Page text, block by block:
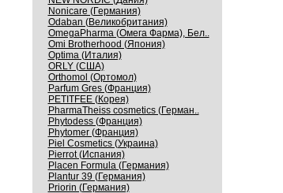
Nonicare (Германия)
Odaban (Великобритания)
OmegaPharma (Омега Фарма), Бел..
Omi Brotherhood (Япония)
Optima (Италия)
ORLY (США)
Orthomol (Ортомол)
Parfum Gres (Франция)
PETITFEE (Корея)
PharmaTheiss cosmetics (Герман..
Phytodess (Франция)
Phytomer (Франция)
Piel Cosmetics (Украина)
Pierrot (Испания)
Placen Formula (Германия)
Plantur 39 (Германия)
Priorin (Германия)